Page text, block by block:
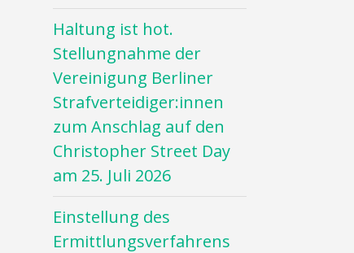
Haltung ist hot.
Stellungnahme der
Vereinigung Berliner
Strafverteidiger:innen
zum Anschlag auf den
Christopher Street Day
am 25. Juli 2026
Einstellung des
Ermittlungsverfahrens